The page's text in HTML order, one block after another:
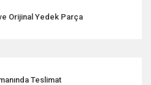
Orijinal Yedek Parça
Teslimat